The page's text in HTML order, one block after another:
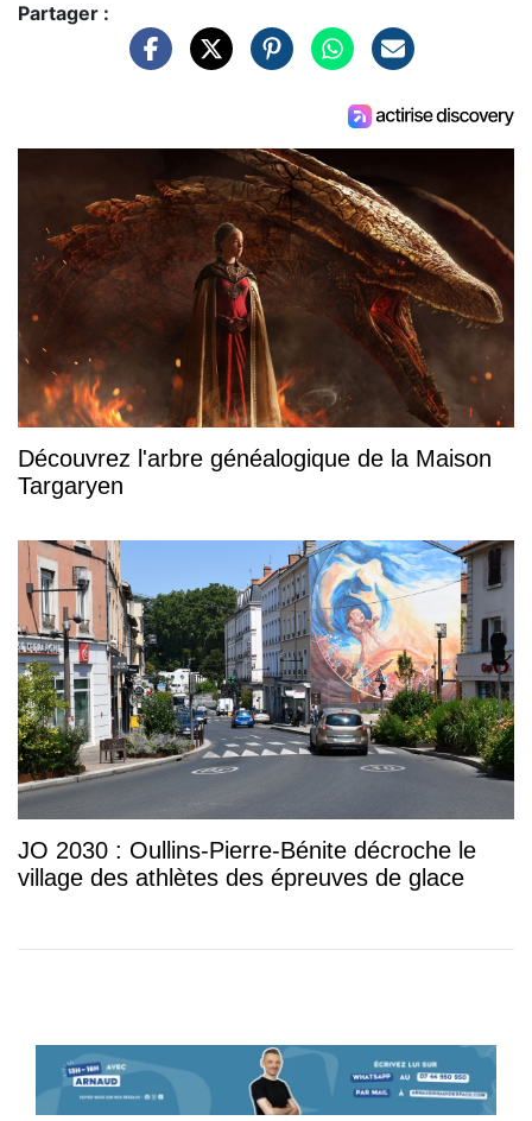
Partager :
Découvrez l'arbre généalogique de la Maison
Targaryen
JO 2030 : Oullins-Pierre-Bénite décroche le
village des athlètes des épreuves de glace